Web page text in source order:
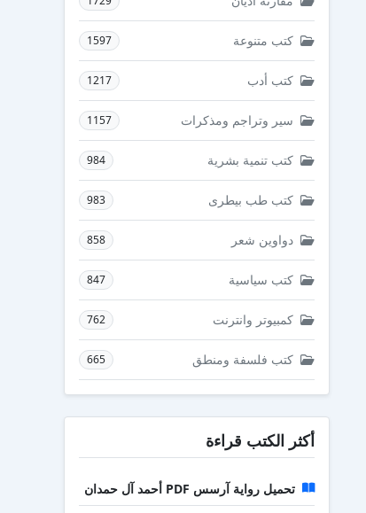
كتب متنوعة 1597
كتب أدب 1217
سير وتراجم ومذكرات 1157
كتب تنمية بشرية 984
كتب طب بيطرى 983
دواوين شعر 858
كتب سياسية 847
كمبيوتر وانترنت 762
كتب فلسفة ومنطق 665
أكثر الكتب قراءة
تحميل رواية آرسس PDF أحمد آل حمدان